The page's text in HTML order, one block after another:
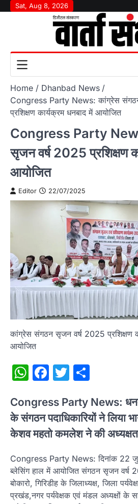
SkipSat, Aug 8, 2026
Home
Dhanbad News
Congress Party News: कांग्रेस
प्रशिक्षण कार्यक्रम धनबाद में आयोजित
Congress Party
सृजन वर्ष 2025 प्रशिक्षण
आयोजित
Editor 22/07/2025
कांग्रेस संगठन सृजन वर्ष 2025 प्रशिक्षण
आयोजित
WhatsApp
Facebook
Twitter
Congress Party News:
के संगठन पदाधिकारियों ने लिया
केशव महतो कमलेश ने की
Congress Party News: दिनांक 22
ब्लेसिंग हाल में आयोजित संगठन सृजन वर्ष
बोकारो, गिरिडीह के जिलाध्यक्ष, जिला
प्रखंड,नगर पर्यवेक्षक एवं मंडल अध्यक्षों के